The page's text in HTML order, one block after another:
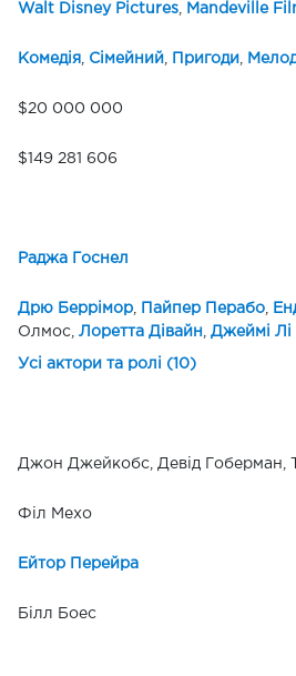
Walt Disney Pictures, Mandeville
Комедія, Сімейний Пригоди
$20 000 000
$149 281 606
Раджа Госнел
Дрю Беррімор, Пайпер Перабо,
Олмос, Лоретта Дівайн Джеймі Лі
Усі актори та ролі (10)
Джон Джейкобс, Девід Гоберман,
Філ Мехо
Ейтор Перейра
Білл Боес